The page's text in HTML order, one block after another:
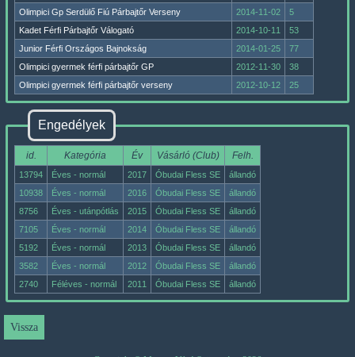
Olimpici Gp Serdülő Fiú Párbajtőr Verseny
2014-11-02
5
Kadet Férfi Párbajtőr Válogató
2014-10-11
53
Junior Férfi Országos Bajnokság
2014-01-25
77
Olimpici gyermek férfi párbajtőr GP
2012-11-30
38
Olimpici gyermek férfi párbajtőr verseny
2012-10-12 25
Engedélyek
id. Kategória Év Vásárló (Club) Felh.
13794 Éves - normál 2017 Óbudai Fless SE
állandó
10938
Éves - normál 2016 Óbudai Fless SE
állandó
8756
Éves - utánpótlás 2015 Óbudai Fless SE
állandó
7105
Éves - normál 2014 Óbudai Fless SE
állandó
5192
Éves - normál 2013 Óbudai Fless SE
állandó
3582
Éves - normál 2012 Óbudai Fless SE
állandó
2740
Féléves - normál 2011 Óbudai Fless SE állandó